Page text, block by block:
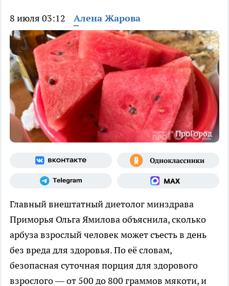
8 июля 03:12 Алена Жарова
ПроГород
Главный внештатный диетолог минздрава
Приморья Ольга Ямилова объяснила, сколько
арбуза взрослый человек может съесть в день
без вреда для здоровья. По её словам,
безопасная суточная порция для здорового
взрослого — от 500 до 800 граммов мякоти, и